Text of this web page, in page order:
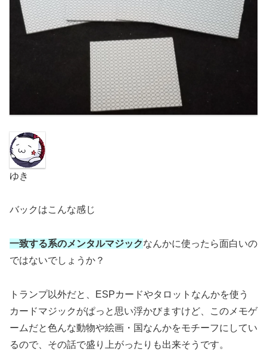
ゆき
バックはこんな感じ
一致する系のメンタルマジックなんかに使ったら面白いの
ではないでしょうか？
トランプ以外だと、ESPカードやタロットなんかを使う
カードマジックがぱっと思い浮かびますけど、このメモゲ
ームだと色んな動物や絵画・国なんかをモチーフにしてい
るので、その話で盛り上がったりも出来そうです。